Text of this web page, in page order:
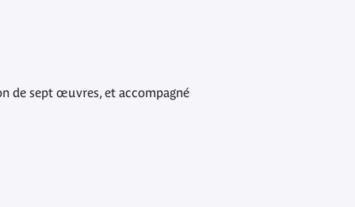
de sept œuvres, et accompagné